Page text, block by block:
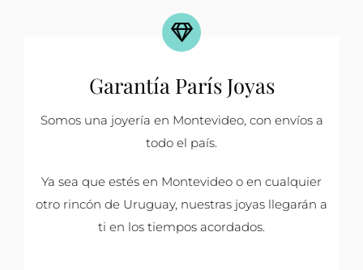
Garantía París Joyas
Somos una joyería en Montevideo, con envíos a
todo el país.
Ya sea que estés en Montevideo o en cualquier
otro rincón de Uruguay, nuestras joyas llegarán a
ti en los tiempos acordados.